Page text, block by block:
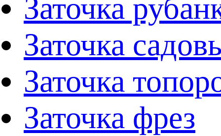
Заточка
Заточка
Заточка
Заточка фрез